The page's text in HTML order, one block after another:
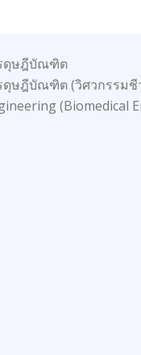
ดุษฎีบัณฑิต
ดุษฎีบัณฑิต (วิศวกรรมชี
(Biomedical